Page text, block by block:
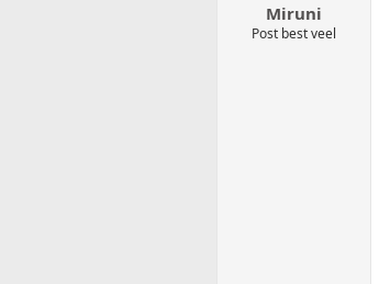
Miruni
Post best veel